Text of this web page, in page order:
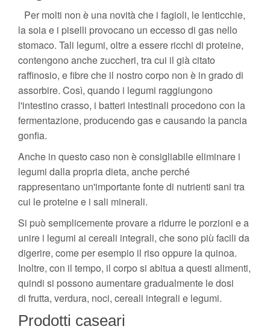
Per molti non è una novità che i fagioli, le lenticchie,
la soia e i piselli provocano un eccesso di gas nello
stomaco. Tali legumi, oltre a essere ricchi di proteine,
contengono anche zuccheri, tra cui il già citato
raffinosio, e fibre che il nostro corpo non è in grado di
assorbire. Così, quando i legumi raggiungono
l'intestino crasso, i batteri intestinali procedono con la
fermentazione, producendo gas e causando la pancia
gonfia.
Anche in questo caso non è consigliabile eliminare i
legumi dalla propria dieta, anche perché
rappresentano un'importante fonte di nutrienti sani tra
cui le proteine e i sali minerali.
Si può semplicemente provare a ridurre le porzioni e a
unire i legumi ai cereali integrali, che sono più facili da
digerire, come per esempio il riso oppure la quinoa.
Inoltre, con il tempo, il corpo si abitua a questi alimenti,
quindi si possono aumentare gradualmente le dosi
di frutta, verdura, noci, cereali integrali e legumi.
Prodotti caseari